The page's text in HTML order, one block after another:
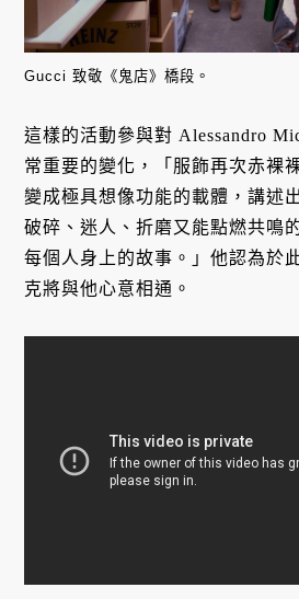
Gucci 致敬《鬼店》橋段。
這樣的活動參與對 Alessandro
常重要的變化，「服飾再次赤裸
變成極具想像功能的載體，講
破碎、迷人、折磨又能點燃共鳴
每個人身上的故事。」他認為於
克將與他心意相通。